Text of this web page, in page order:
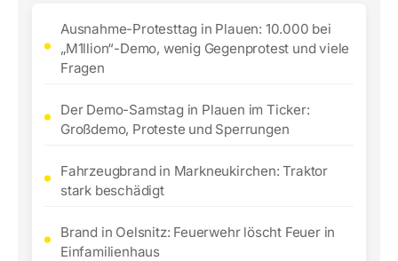
Ausnahme-Protesttag in Plauen: 10.000 bei
„M1llion“-Demo, wenig Gegenprotest und viele
Fragen
Der Demo-Samstag in Plauen im Ticker:
Großdemo, Proteste und Sperrungen
Fahrzeugbrand in Markneukirchen: Traktor
stark beschädigt
Brand in Oelsnitz: Feuerwehr löscht Feuer in
Einfamilienhaus